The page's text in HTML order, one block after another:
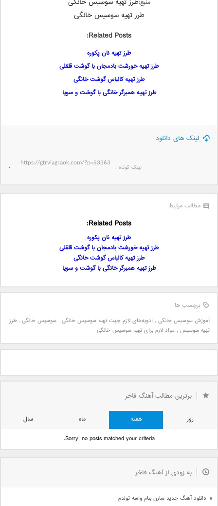
منبع:
طرز تهیه سوسیس خانگی
Related Posts:
طرز تهیه نان پکوره
طرز تهیه خورشت بادمجان با گوشت قلقلی
طرز تهیه کالباس گوشت خانگی
طرز تهیه همبرگر خانگی با گوشت و سویا
لینک های دانلود
لینک کوتاه‌ :
مطالب مرتبط
Related Posts:
طرز تهیه نان پکوره
طرز تهیه خورشت بادمجان با گوشت قلقلی
طرز تهیه کالباس گوشت خانگی
طرز تهیه همبرگر خانگی با گوشت و سویا
برچسب ها
آموزش سوسیس خانگی , ادویه‌های لازم جهت تهیه‌ سوسیس خانگی , سوسیس خانگی , طرز
تهیه‌ سوسیس , مواد لازم برای تهیه سوسیس خانگی
برترین مطالب آهنگ فاخر
روز هفته ماه
سال
Sorry, no posts matched your criteria.
به زودی از آهنگ فاخر
دانلود آهنگ جدید سارن بنام واسه تولدم